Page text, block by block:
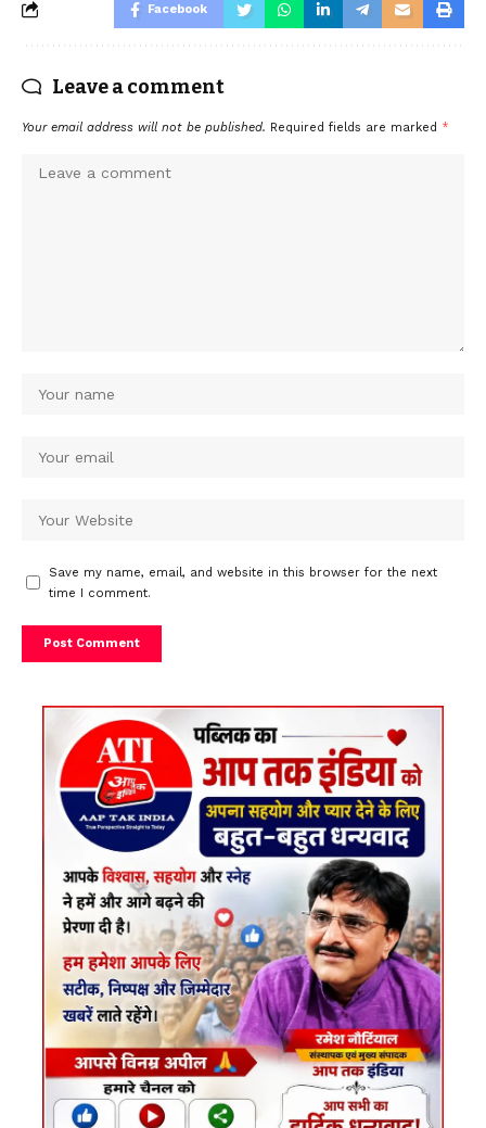
Facebook
Leave a comment
Your email address will not be published. Required fields are marked *
Save my name, email, and website in this browser for the next
time I comment.